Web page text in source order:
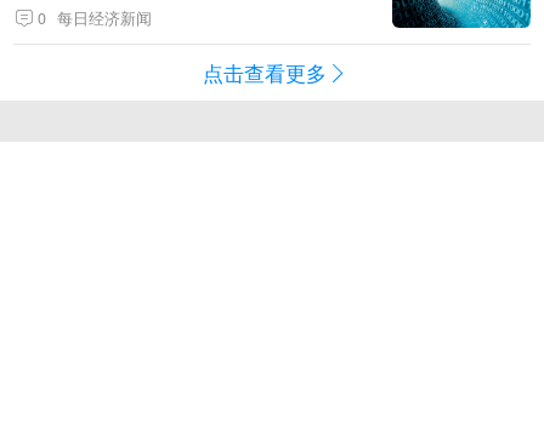
0 每日经济新闻
点击查看更多